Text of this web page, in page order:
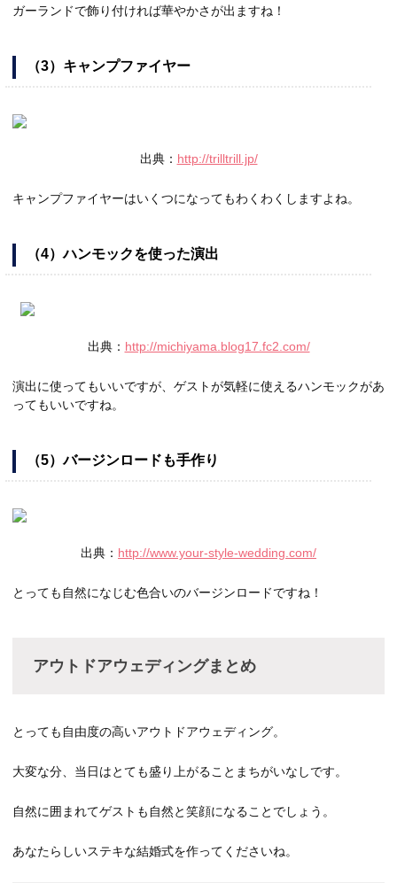
ガーランドで飾り付ければ華やかさが出ますね！
（3）キャンプファイヤー
出典： http://trilltrill.jp/
キャンプファイヤーはいくつになってもわくわくしますよね。
（4）ハンモックを使った演出
出典： http://michiyama.blog17.fc2.com/
演出に使ってもいいですが、ゲストが気軽に使えるハンモックがあ
ってもいいですね。
（5）バージンロードも手作り
出典： http://www.your-style-wedding.com/
とっても自然になじむ色合いのバージンロードですね！
アウトドアウェディングまとめ
とっても自由度の高いアウトドアウェディング。
大変な分、当日はとても盛り上がることまちがいなしです。
自然に囲まれてゲストも自然と笑顔になることでしょう。
あなたらしいステキな結婚式を作ってくださいね。